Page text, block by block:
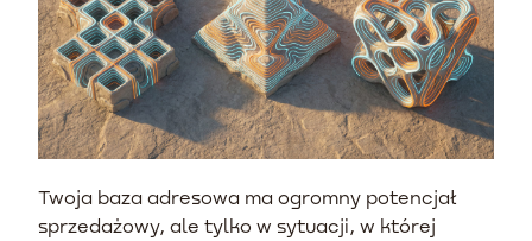
Twoja baza adresowa ma ogromny potencjał
sprzedażowy, ale tylko w sytuacji, w której